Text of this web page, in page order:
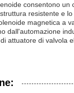
consentono
resistente e
magnetica a
dall'automazione
attuatore di valvola